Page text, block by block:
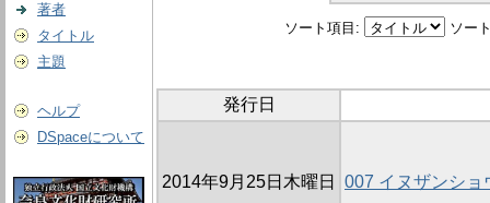
著者
タイトル
主題
ヘルプ
DSpaceについて
ソート項目: ソー
発行日
2014年9月25日木曜日 007 イヌザンショ